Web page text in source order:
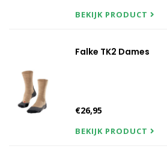
BEKIJK PRODUCT
Falke TK2 Dames
€26,95
BEKIJK PRODUCT